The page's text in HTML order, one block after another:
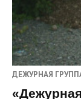
ДЕЖУРНАЯ